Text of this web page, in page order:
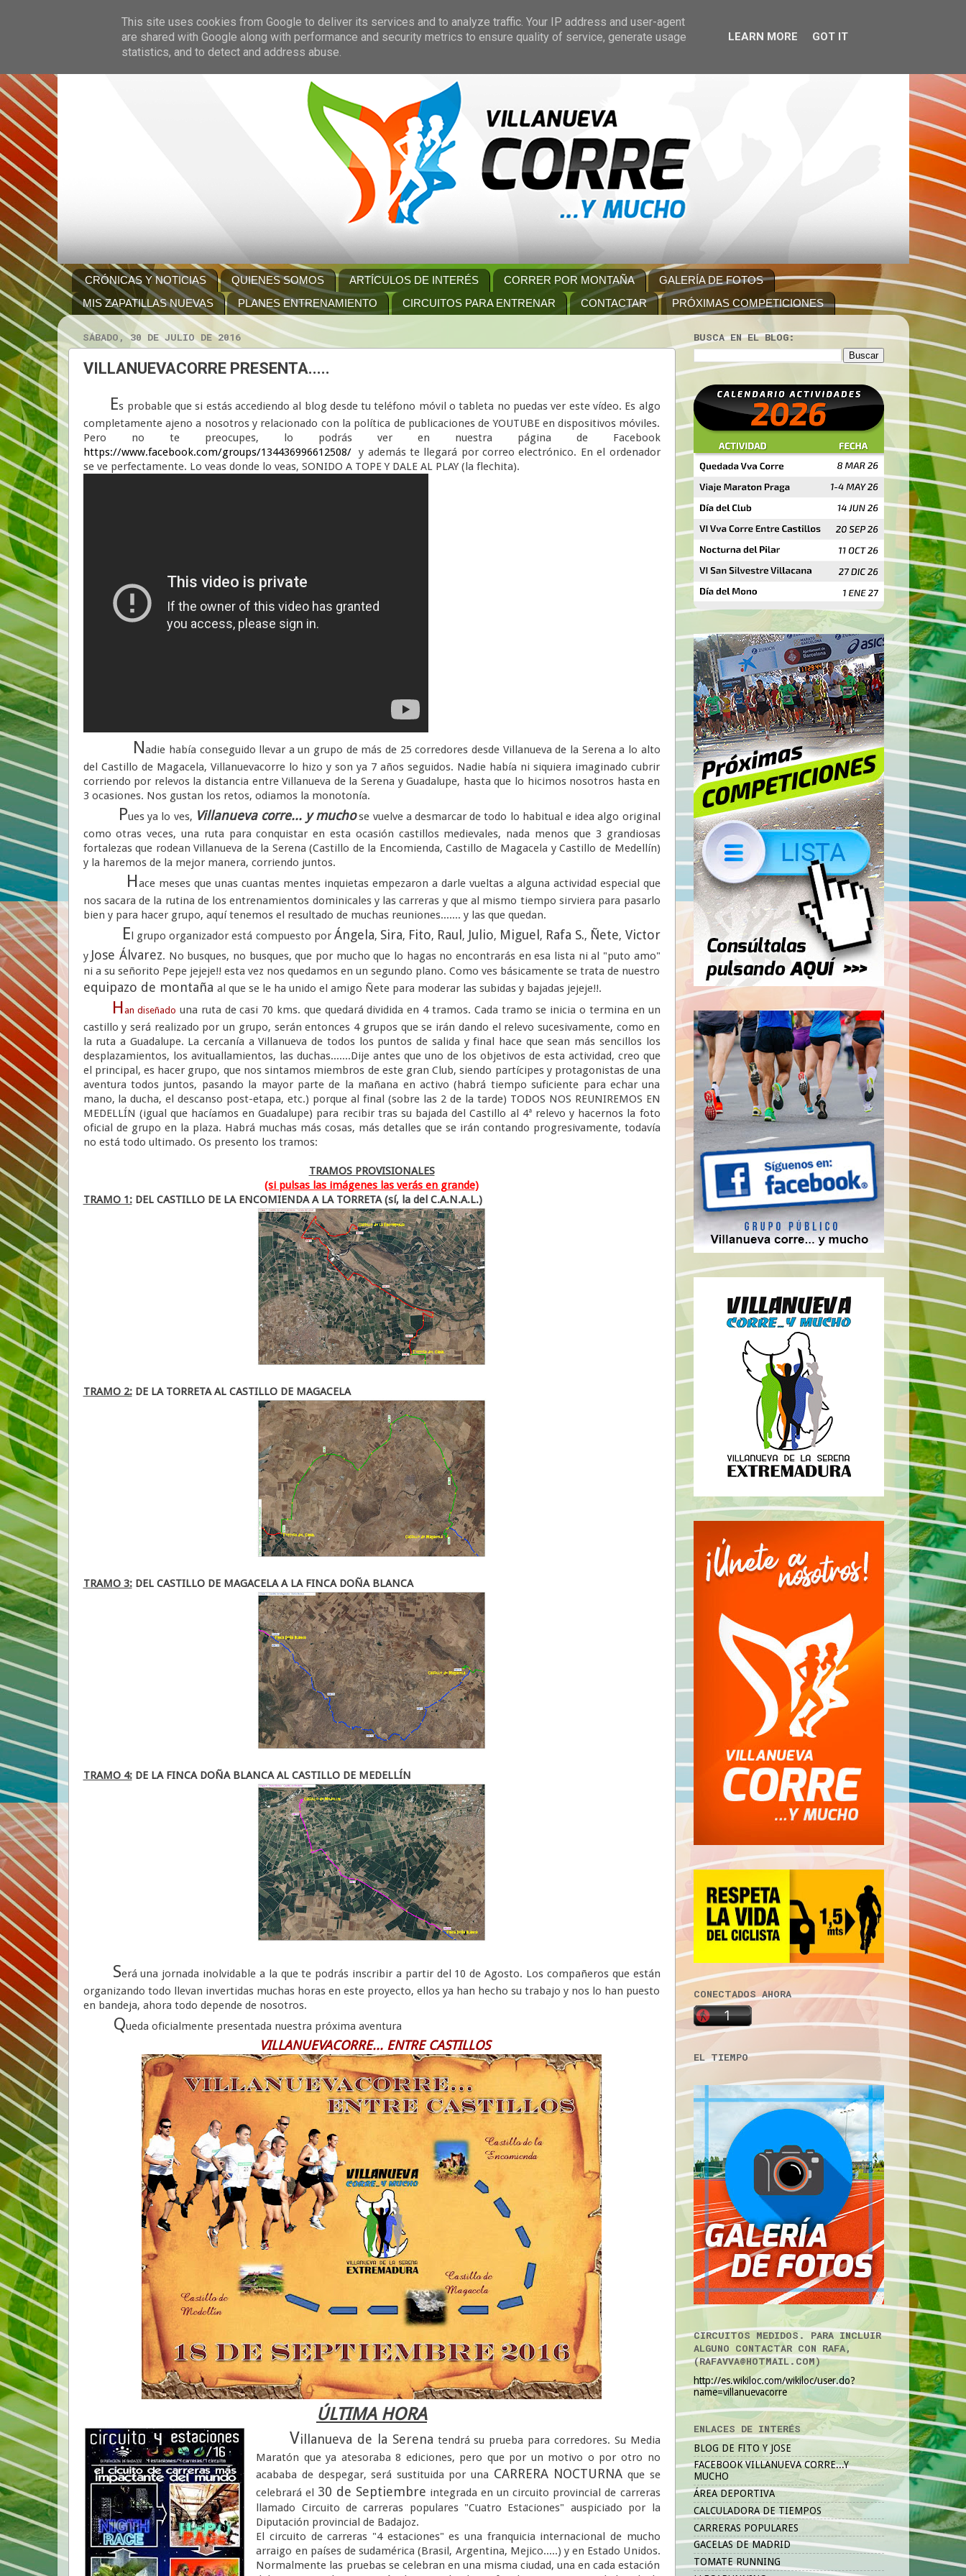
CRÓNICAS Y NOTICIAS QUIENES SOMOS ARTÍCULOS DE INTERÉS CORRER POR MONTAÑA
GALERÍA DE FOTOS
MIS ZAPATILLAS NUEVAS
PLANES ENTRENAMIENTO CIRCUITOS PARA ENTRENAR CONTACTAR PRÓXIMAS COMPETICIONES
SÁBADO, 30 DE JULIO DE 2016
VILLANUEVACORRE PRESENTA.....
Es probable que si estás accediendo al blog desde tu teléfono móvil o tableta no puedas ver este vídeo. Es algo
completamente ajeno a nosotros y relacionado con la política de publicaciones de YOUTUBE en dispositivos móviles.
Pero no te preocupes, lo podrás ver en nuestra página de Facebook
https://www.facebook.com/groups/134436996612508/y además te llegará por correo electrónico. En el ordenador
se ve perfectamente. Lo veas donde lo veas, SONIDO A TOPE Y DALE AL PLAY (la flechita).
Nadie había conseguido llevar a un grupo de más de 25 corredores desde Villanueva de la Serena a lo alto
del Castillo de Magacela, Villanuevacorre lo hizo y son ya 7 años seguidos. Nadie había ni siquiera imaginado cubrir
corriendo por relevos la distancia entre Villanueva de la Serena y Guadalupe, hasta que lo hicimos nosotros hasta en
3 ocasiones. Nos gustan los retos, odiamos la monotonía.
Pues ya lo ves, Villanueva corre... y muchose vuelve a desmarcar de todo lo habitual e idea algo original
como otras veces, una ruta para conquistar en esta ocasión castillos medievales, nada menos que 3 grandiosas
fortalezas que rodean Villanueva de la Serena (Castillo de la Encomienda, Castillo de Magacela y Castillo de Medellín)
y la haremos de la mejor manera, corriendo juntos.
Hace meses que unas cuantas mentes inquietas empezaron a darle vueltas a alguna actividad especial que
nos sacara de la rutina de los entrenamientos dominicales y las carreras y que al mismo tiempo sirviera para pasarlo
bien y para hacer grupo, aquí tenemos el resultado de muchas reuniones....... y las que quedan.
El grupo organizador está compuesto por Ángela, Sira, Fito, Raul, Julio, Miguel, Rafa S., Ñete, Victor
y Jose Álvarez. No busques, no busques, que por mucho que lo hagas no encontrarás en esa lista ni al "puto amo"
ni a su señorito Pepe jejeje!! esta vez nos quedamos en un segundo plano. Como ves básicamente se trata de nuestro
equipazo de montaña al que se le ha unido el amigo Ñete para moderar las subidas y bajadas jejeje!!.
Han diseñado una ruta de casi 70 kms. que quedará dividida en 4 tramos. Cada tramo se inicia o termina en un
castillo y será realizado por un grupo, serán entonces 4 grupos que se irán dando el relevo sucesivamente, como en
la ruta a Guadalupe. La cercanía a Villanueva de todos los puntos de salida y final hace que sean más sencillos los
desplazamientos, los avituallamientos, las duchas.......Dije antes que uno de los objetivos de esta actividad, creo que
el principal, es hacer grupo, que nos sintamos miembros de este gran Club, siendo partícipes y protagonistas de una
aventura todos juntos, pasando la mayor parte de la mañana en activo (habrá tiempo suficiente para echar una
mano, la ducha, el descanso post-etapa, etc.) porque al final (sobre las 2 de la tarde) TODOS NOS REUNIREMOS EN
MEDELLÍN (igual que hacíamos en Guadalupe) para recibir tras su bajada del Castillo al 4ª relevo y hacernos la foto
oficial de grupo en la plaza. Habrá muchas más cosas, más detalles que se irán contando progresivamente, todavía
no está todo ultimado. Os presento los tramos:
TRAMOS PROVISIONALES
(si pulsas las imágenes las verás en grande)
TRAMO 1:DEL CASTILLO DE LA ENCOMIENDA A LA TORRETA (sí, la del C.A.N.A.L.)
TRAMO 2:DE LA TORRETA AL CASTILLO DE MAGACELA
TRAMO 3:DEL CASTILLO DE MAGACELA A LA FINCA DOÑA BLANCA
TRAMO 4:DE LA FINCA DOÑA BLANCA AL CASTILLO DE MEDELLÍN
Será una jornada inolvidable a la que te podrás inscribir a partir del 10 de Agosto. Los compañeros que están
organizando todo llevan invertidas muchas horas en este proyecto, ellos ya han hecho su trabajo y nos lo han puesto
en bandeja, ahora todo depende de nosotros.
Queda oficialmente presentada nuestra próxima aventura
VILLANUEVACORRE... ENTRE CASTILLOS
ÚLTIMA HORA
Villanueva de la Serena tendrá su prueba para corredores. Su Media
Maratón que ya atesoraba 8 ediciones, pero que por un motivo o por otro no
acababa de despegar, será sustituida por una CARRERA NOCTURNA que se
celebrará el 30 de Septiembre integrada en un circuito provincial de carreras
llamado Circuito de carreras populares "Cuatro Estaciones" auspiciado por la
Diputación provincial de Badajoz.
El circuito de carreras "4 estaciones" es una franquicia internacional de mucho
arraigo en países de sudamérica (Brasil, Argentina, Mejico.....) y en Estado Unidos.
Normalmente las pruebas se celebran en una misma ciudad, una en cada estación
BUSCA EN EL BLOG:
CONECTADOS AHORA
EL TIEMPO
CIRCUITOS MEDIDOS. PARA INCLUIR
ALGUNO CONTACTAR CON RAFA,
(RAFAVVA@HOTMAIL.COM)
http://es.wikiloc.com/wikiloc/user.do?
name=villanuevacorre
ENLACES DE INTERÉS
BLOG DE FITO Y JOSE
FACEBOOK VILLANUEVA CORRE...Y
MUCHO
ÁREA DEPORTIVA
CALCULADORA DE TIEMPOS
CARRERAS POPULARES
GACELAS DE MADRID
TOMATE RUNNING
This site uses cookies from Google to deliver its services and to analyze traffic. Your IP address and user-agent
are shared with Google along with performance and security metrics to ensure quality of service, generate usage
statistics, and to detect and address abuse.
LEARN MORE GOT IT